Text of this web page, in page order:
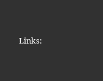
Links: